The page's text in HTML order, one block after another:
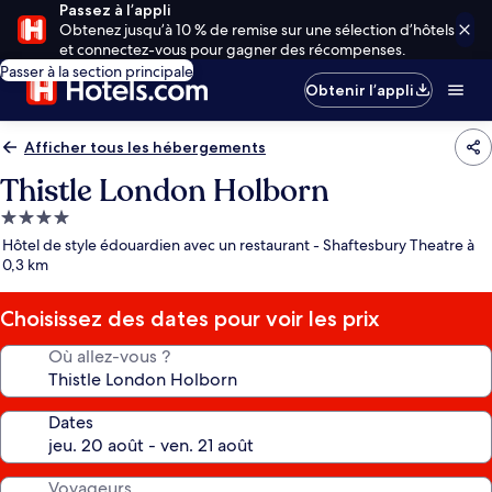
Passez à l’appli
Obtenez jusqu’à 10 % de remise sur une sélection d’hôtels
et connectez-vous pour gagner des récompenses.
Passer à la section principale
Obtenir l’appli
Afficher tous les hébergements
Thistle London Holborn
Hébergement
4.0 étoiles
Hôtel de style édouardien avec un restaurant - Shaftesbury Theatre à
0,3 km
Choisissez des dates pour voir les prix
Où allez-vous ?
Dates